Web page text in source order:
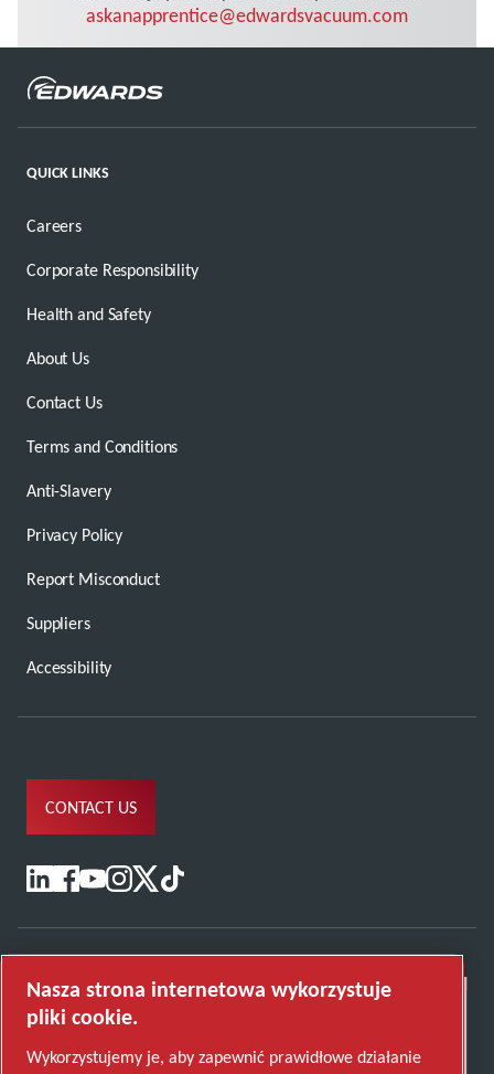
askanapprentice@edwardsvacuum.com
QUICK LINKS
Careers
Corporate Responsibility
Health and Safety
About Us
Contact Us
Terms and Conditions
Anti-Slavery
Privacy Policy
Report Misconduct
Suppliers
Accessibility
CONTACT US
Nasza strona internetowa wykorzystuje
pliki cookie.
Wykorzystujemy je, aby zapewnić prawidłowe działanie